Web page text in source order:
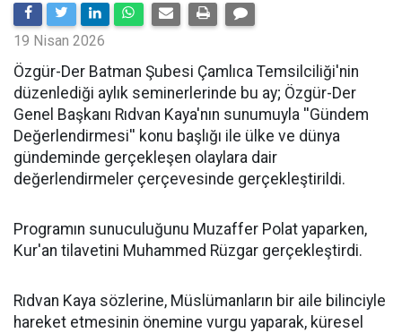
19 Nisan 2026
​Özgür-Der Batman Şubesi Çamlıca Temsilciliği'nin
düzenlediği aylık seminerlerinde bu ay; Özgür-Der
Genel Başkanı Rıdvan Kaya'nın sunumuyla ''Gündem
Değerlendirmesi'' konu başlığı ile ülke ve dünya
gündeminde gerçekleşen olaylara dair
değerlendirmeler çerçevesinde gerçekleştirildi.
Programın sunuculuğunu Muzaffer Polat yaparken,
Kur'an tilavetini Muhammed Rüzgar gerçekleştirdi.
Rıdvan Kaya sözlerine, Müslümanların bir aile bilinciyle
hareket etmesinin önemine vurgu yaparak, küresel